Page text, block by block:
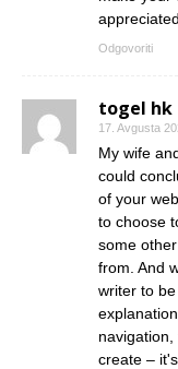
Odgovoriti
togel hk
17. Avgusta
My wife
could
of your
to choose
some
from. And
writer to
create –